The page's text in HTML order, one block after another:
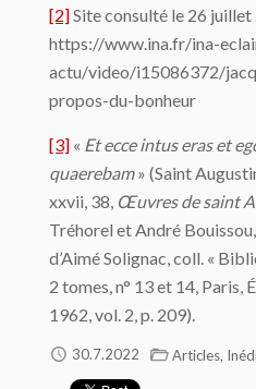
[2]Site consulté le 26 juillet
https://www.ina.fr/ina-
actu/video/i15086372/
propos-du-bonheur
[3] « Et ecce intus eras et
quaerebam» (Saint
xxvii, 38, Œuvres de saint
Tréhorel et André
d’Aimé Solignac, coll. «
2 tomes, n° 13 et 14, Paris,
1962, vol. 2, p. 209).
30.7.2022 Articles,